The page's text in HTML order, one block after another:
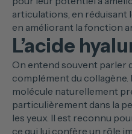
articulations, en réduisant
en améliorant la fonction
L’acide
On entend souvent parler
complément du collagène.
molécule naturellement
particulièrement dans la
les yeux. Il est reconnu
ce qui lui confère un rôle